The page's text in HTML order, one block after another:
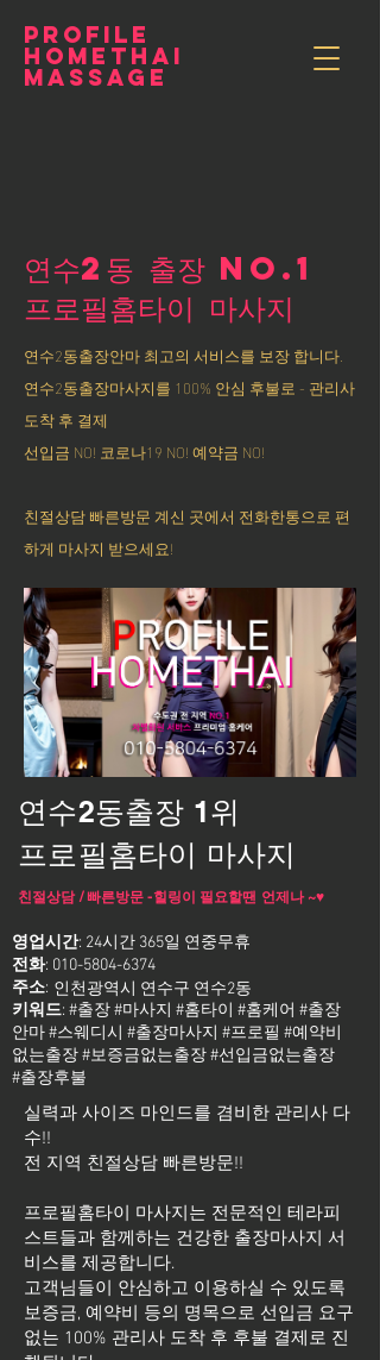
PROFILE
HOMETHAI
MASSAGE
연수2동 출장 NO.1
​프로필홈타이 마사지
연수2동출장안마 최고의 서비스를 보장 합니다.
연수2동출장마사지를 100% 안심 후불로 - 관리사
도착 후 결제
선입금 NO! 코로나19 NO! 예약금 NO!
친절상담 빠른방문 계신 곳에서 전화한통으로 편
하게 마사지 받으세요!
연수2동출장 1위
프로필홈타이 마사지
친절상담 / 빠른방문 -힐링이 필요할땐 언제나 ~♥
영업시간: 24시간 365일 연중무휴
전화: 010-5804-6374
주소:
키워드: #출장 #마사지 #홈타이 #홈케어 #출장
안마 #스웨디시 #출장마사지 #프로필 #예약비
없는출장 #보증금없는출장 #선입금없는출장
#출장후불
인천광역시 연수구 연수2동
실력과 사이즈 마인드를 겸비한 관리사 다
수!!
전 지역 친절상담 빠른방문!!
프로필홈타이 마사지는 전문적인 테라피
스트들과 함께하는 건강한 출장마사지 서
비스를 제공합니다.
고객님들이 안심하고 이용하실 수 있도록
보증금, 예약비 등의 명목으로 선입금 요구
없는 100% 관리사 도착 후 후불 결제로 진